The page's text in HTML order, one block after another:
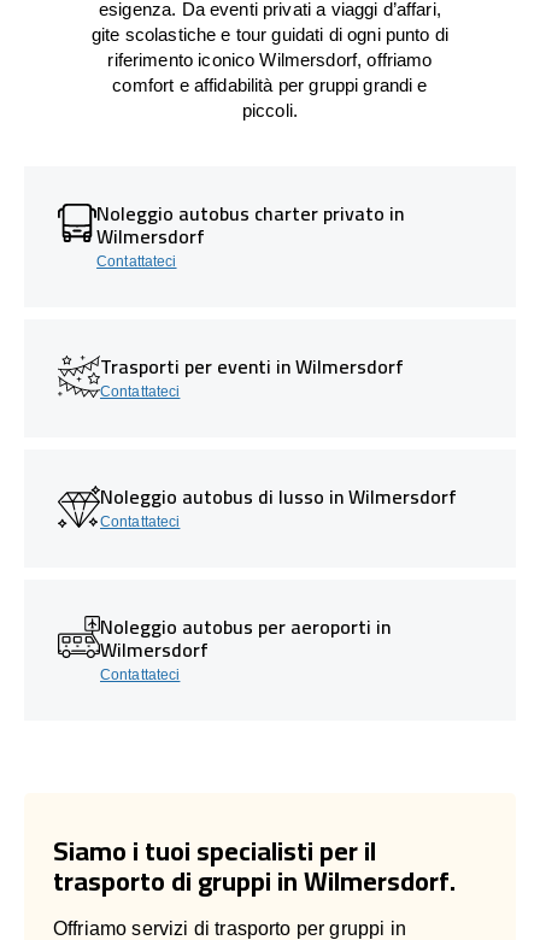
esigenza. Da eventi privati a viaggi d’affari,
gite scolastiche e tour guidati di ogni punto di
riferimento iconico Wilmersdorf, offriamo
comfort e affidabilità per gruppi grandi e
piccoli.
Noleggio autobus charter privato in
Wilmersdorf
Contattateci
Trasporti per eventi in Wilmersdorf
Contattateci
Noleggio autobus di lusso in Wilmersdorf
Contattateci
Noleggio autobus per aeroporti in
Wilmersdorf
Contattateci
Siamo i tuoi specialisti per il
trasporto di gruppi in Wilmersdorf.
Offriamo servizi di trasporto per gruppi in